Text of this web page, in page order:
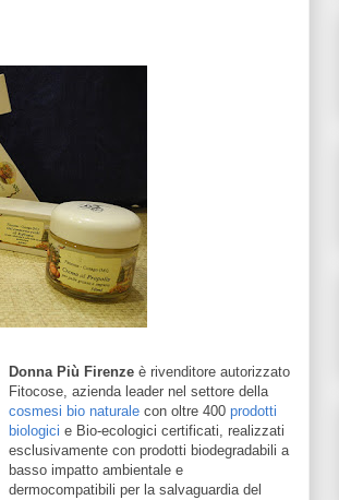
Donna Più Firenze è rivenditore autorizzato
Fitocose, azienda leader nel settore della
cosmesi bio naturale con oltre 400 prodotti
biologici e Bio-ecologici certificati, realizzati
esclusivamente con prodotti biodegradabili a
basso impatto ambientale e
dermocompatibili per la salvaguardia del